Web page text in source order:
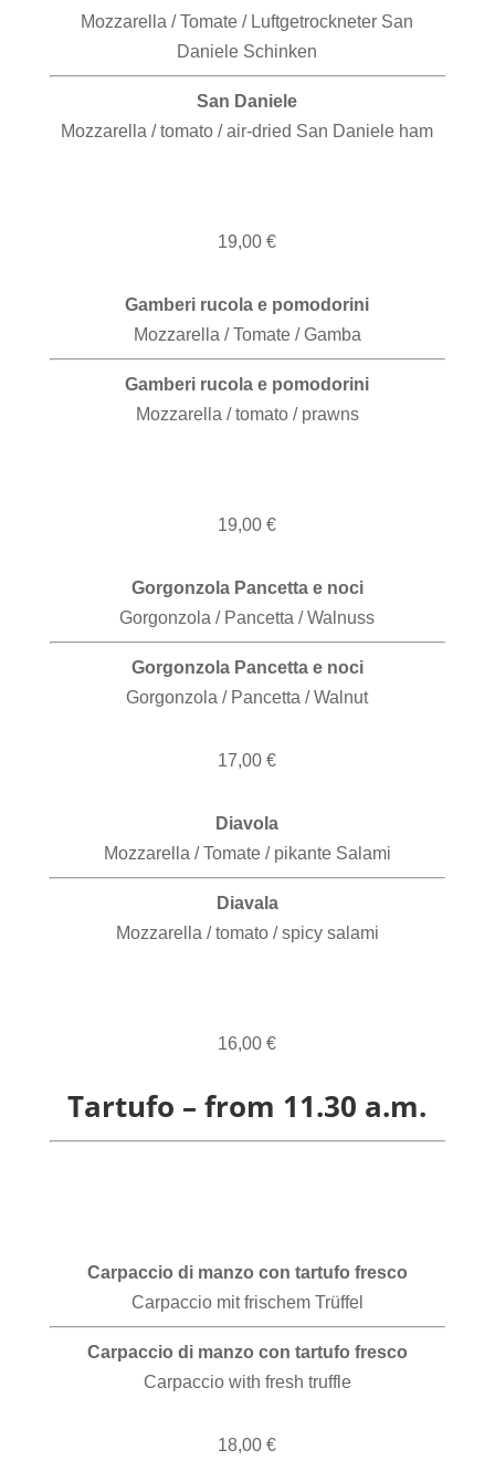
Mozzarella / Tomate / Luftgetrockneter San
Daniele Schinken
San Daniele
Mozzarella / tomato / air-dried San Daniele ham
19,00 €
Gamberi rucola e pomodorini
Mozzarella / Tomate / Gamba
Gamberi rucola e pomodorini
Mozzarella / tomato / prawns
19,00 €
Gorgonzola Pancetta e noci
Gorgonzola / Pancetta / Walnuss
Gorgonzola Pancetta e noci
Gorgonzola / Pancetta / Walnut
17,00 €
Diavola
Mozzarella / Tomate / pikante Salami
Diavala
Mozzarella / tomato / spicy salami
16,00 €
Tartufo – from 11.30 a.m.
Carpaccio di manzo con tartufo fresco
Carpaccio mit frischem Trüffel
Carpaccio di manzo con tartufo fresco
Carpaccio with fresh truffle
18,00 €